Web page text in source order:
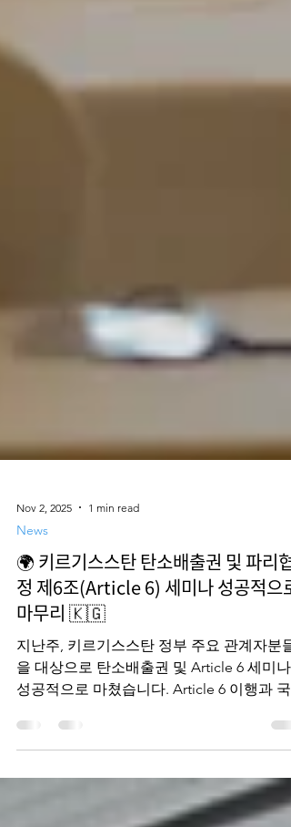
News
🌍 키르기스스탄 탄소배출권 및 파리협
정 제6조(Article 6) 세미나 성공적으로
마무리 🇰🇬
지난주, 키르기스스탄 정부 주요 관계자분들
성공적으로 마쳤습니다. Article 6 이행과 국
탄소감축 활동에 깊은 관심과 열정을 보여주
신 키르기스스탄 정부에 진심으로 감사드립
다. 앞으로 모카컴퍼니는 한국과 키르기스스
탄 간 협력 프로젝트—전기차 전환사업이 성